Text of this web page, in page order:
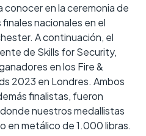
en la ceremonia de
nacionales en el
A continuación, el
de Skills for Security,
en los Fire &
2023 en Londres. Ambos
finalistas, fueron
nuestros medallistas
en metálico de 1.000 libras.